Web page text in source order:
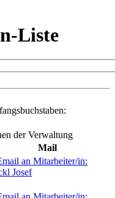
Liste
der Verwaltung
Mail